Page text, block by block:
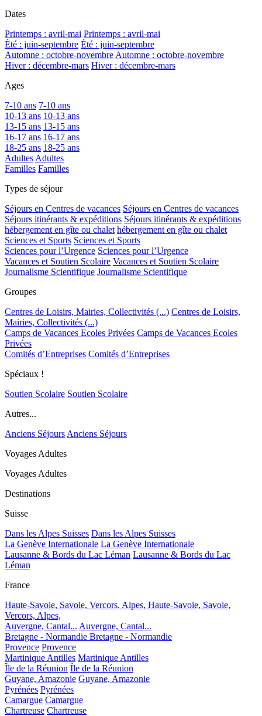
Dates
Printemps : avril-mai Printemps : avril-mai
Été : juin-septembre Été : juin-septembre
Automne : octobre-novembreAutomne : octobre-novembre
Hiver : décembre-mars Hiver : décembre-mars
Ages
7-10 ans 7-10 ans
10-13 ans 10-13 ans
13-15 ans 13-15 ans
16-17 ans 16-17 ans
18-25 ans 18-25 ans
AdultesAdultes
Familles Familles
Types de séjour
Séjours en Centres de vacances Séjours en Centres de vacances
Séjours itinérants & expéditions Séjours itinérants & expéditions
hébergement en gîte ou chalet hébergement en gîte ou chalet
Sciences et Sports Sciences et Sports
Sciences pour l’Urgence Sciences pour l’Urgence
Vacances et Soutien Scolaire Vacances et Soutien Scolaire
Journalisme Scientifique Journalisme Scientifique
Groupes
Centres de Loisirs, Mairies, Collectivités (...) Centres de Loisirs,
Mairies, Collectivités (...)
Camps de Vacances Ecoles Privées Camps de Vacances Ecoles
Privées
Comités d’Entreprises Comités d’Entreprises
Spéciaux !
Soutien Scolaire Soutien Scolaire
Autres...
Anciens SéjoursAnciens Séjours
Voyages Adultes
Voyages Adultes
Destinations
Suisse
Dans les Alpes Suisses Dans les Alpes Suisses
La Genève Internationale La Genève Internationale
Lausanne & Bords du Lac Léman Lausanne & Bords du Lac
Léman
France
Haute-Savoie, Savoie, Vercors, Alpes, Haute-Savoie, Savoie,
Vercors, Alpes,
Auvergne, Cantal... Auvergne, Cantal...
Bretagne - Normandie Bretagne - Normandie
Provence Provence
Martinique Antilles Martinique Antilles
Île de la Réunion Île de la Réunion
Guyane, Amazonie Guyane, Amazonie
Pyrénées Pyrénées
Camargue Camargue
Chartreuse Chartreuse